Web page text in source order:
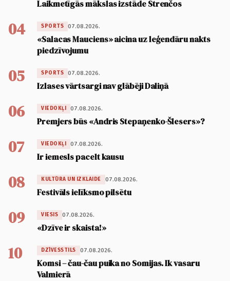
Laikmetīgās mākslas izstāde Strenčos
04 SPORTS 07.08.2026.
«Salacas Mauciens» aicina uz leģendāru nakts
piedzīvojumu
05 SPORTS 07.08.2026.
Izlases vārtsargi nav glābēji Daliņā
06 VIEDOKĻI 07.08.2026.
Premjers būs «Andris Stepaņenko-Šlesers»?
07 VIEDOKĻI 07.08.2026.
Ir iemesls pacelt kausu
08 KULTŪRA UN IZKLAIDE 07.08.2026.
Festivāls ielīksmo pilsētu
09 VIESIS 07.08.2026.
«Dzīve ir skaista!»
10 DZĪVESSTILS 07.08.2026.
Komsi – čau-čau puika no Somijas. Ik vasaru
Valmierā